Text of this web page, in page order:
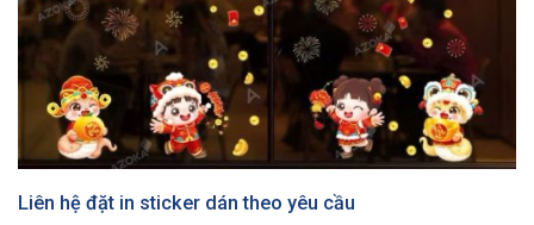
Liên hệ đặt in sticker dán theo yêu cầu